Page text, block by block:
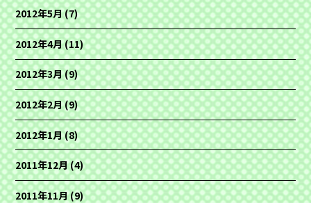
2012年5月(7)
2012年4月(11)
2012年3月(9)
2012年2月(9)
2012年1月(8)
2011年12月(4)
2011年11月(9)